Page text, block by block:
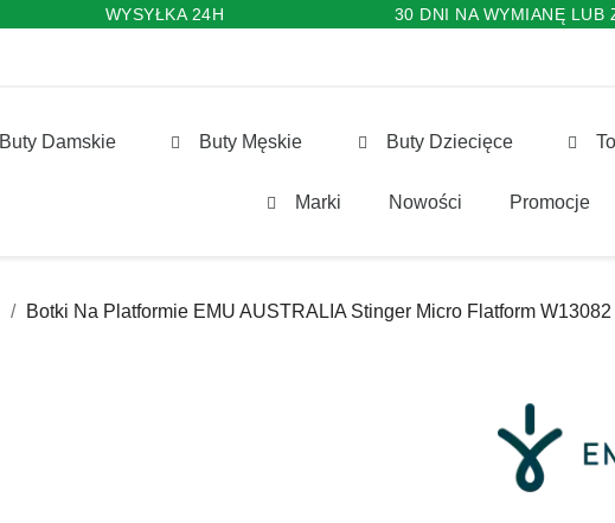
WYSYŁKA 24H 30 DNI NA WYMIANĘ LUB
Buty Damskie Buty Męskie Buty Dziecięce
Marki Nowości Promocje
Botki Na Platformie EMU AUSTRALIA Stinger Micro Flatform